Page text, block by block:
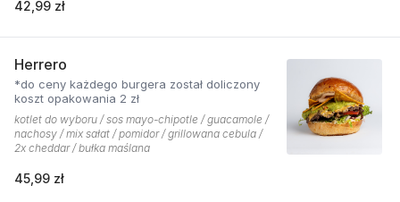
42,99 zł
Herrero
*do ceny każdego burgera został doliczony
koszt opakowania 2 zł
kotlet do wyboru / sos mayo-chipotle / guacamole /
nachosy / mix sałat / pomidor / grillowana cebula /
2x cheddar / bułka maślana
45,99 zł